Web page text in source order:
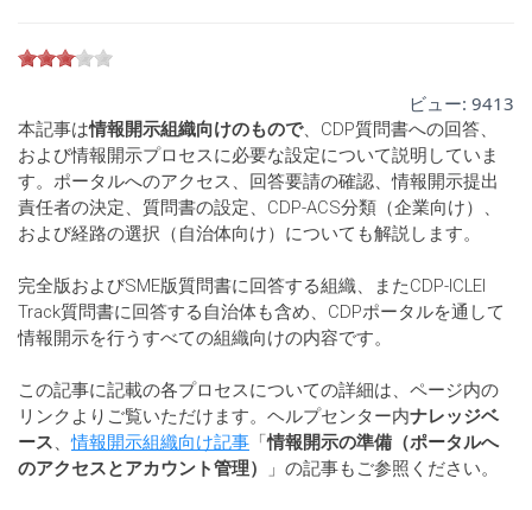
ビュー: 9413
本記事は情報開示組織向けのもので、CDP質問書への回答、
および情報開示プロセスに必要な設定について説明していま
す。ポータルへのアクセス、回答要請の確認、情報開示提出
責任者の決定、質問書の設定、CDP-ACS分類（企業向け）、
および経路の選択（自治体向け）についても解説します。
完全版およびSME版質問書に回答する組織、またCDP-ICLEI
Track質問書に回答する自治体も含め、CDPポータルを通して
情報開示を行うすべての組織向けの内容です。
この記事に記載の各プロセスについての詳細は、ページ内の
リンクよりご覧いただけます。ヘルプセンター内ナレッジベ
ース、情報開示組織向け記事 「情報開示の準備（ポータルへ
のアクセスとアカウント管理）
」の記事もご参照ください。